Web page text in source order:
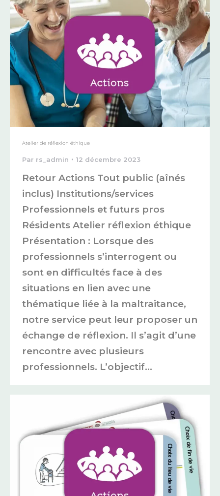
Atelier de réflexion éthique
Par rs_admin 12 décembre 2023
Retour Actions Tout public (aînés
inclus) Institutions/services
Professionnels et futurs pros
Résidents Atelier réflexion éthique
Présentation : Lorsque des
professionnels s’interrogent ou
sont en difficultés face à des
situations en lien avec une
thématique liée à la maltraitance,
notre service peut leur proposer un
échange de réflexion. Il s’agit d’une
rencontre avec plusieurs
professionnels. L’objectif…